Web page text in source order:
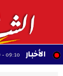
الأخبار
09:10 - 2026/08/09